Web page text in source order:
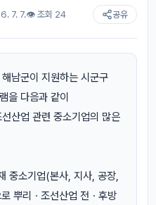
7. 7.👁 조회 24 공유
남군이 지원하는 시군구
을 다음과 같이
산업 관련 중소기업의 많은
중소기업(본사, 지사, 공장,
뿌리ㆍ조선산업 전ㆍ후방